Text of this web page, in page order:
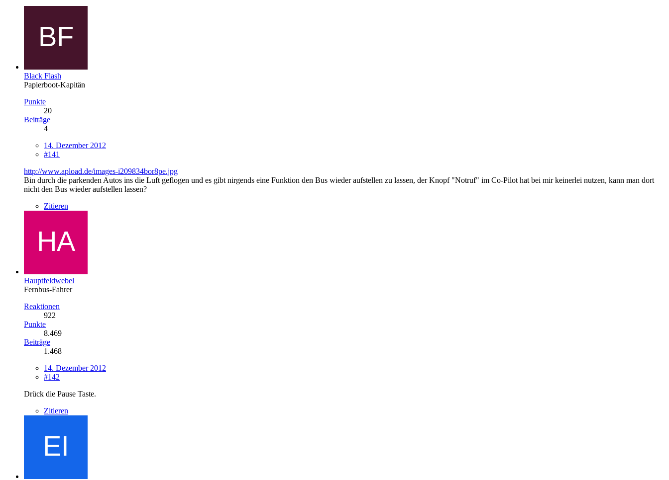
Black Flash
Papierboot-Kapitän
Punkte
20
Beiträge
4
14. Dezember 2012
#141
http://www.apload.de/images-i209834bor8pe.jpg
Bin durch die parkenden Autos ins die Luft geflogen und es gibt nirgends eine Funktion den Bus wieder aufstellen zu lassen, der Knopf "Notruf" im Co-Pilot hat bei mir keinerlei nutzen, kann man dort
nicht den Bus wieder aufstellen lassen?
Zitieren
Hauptfeldwebel
Fernbus-Fahrer
Reaktionen
922
Punkte
8.469
Beiträge
1.468
14. Dezember 2012
#142
Drück die Pause Taste.
Zitieren